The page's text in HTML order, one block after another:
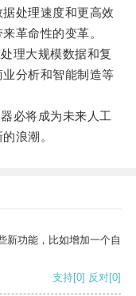
处理速度和更高效
革命性的变革。
理大规模数据和复
分析和智能制造等
必将成为未来人工
浪潮。
新功能，比如增加一个自
支持[0] 反对[0]